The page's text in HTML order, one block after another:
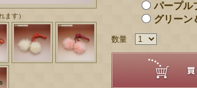
ます）
パープル
グリーン
数量